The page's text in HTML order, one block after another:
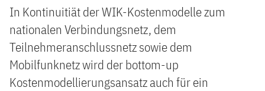
In Kontinuitiät der WIK-Kostenmodelle zum
nationalen Verbindungsnetz, dem
Teilnehmeranschlussnetz sowie dem
Mobilfunknetz wird der bottom-up
Kostenmodellierungsansatz auch für ein